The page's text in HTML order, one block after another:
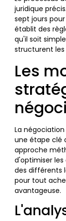
juridique
sept jours
établit des
qu'il soit
structurent les
Les
La
une étape clé
approche
d'optimiser les
des différents
pour tout
avantageuse.